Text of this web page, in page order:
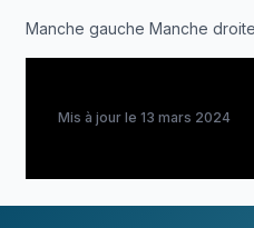
Manche gauche Manche droite
Mis à jour le 13 mars 2024